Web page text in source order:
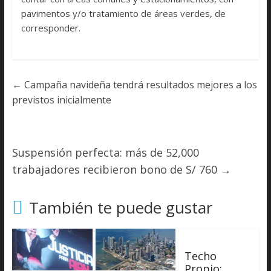
pavimentos y/o tratamiento de áreas verdes, de
corresponder.
← Campaña navideña tendrá resultados mejores a los
previstos inicialmente
Suspensión perfecta: más de 52,000
trabajadores recibieron bono de S/ 760 →
También te puede gustar
Techo